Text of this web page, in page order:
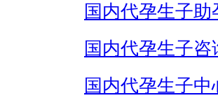
国内代孕生子助
国内代孕生子咨
国内代孕生子中